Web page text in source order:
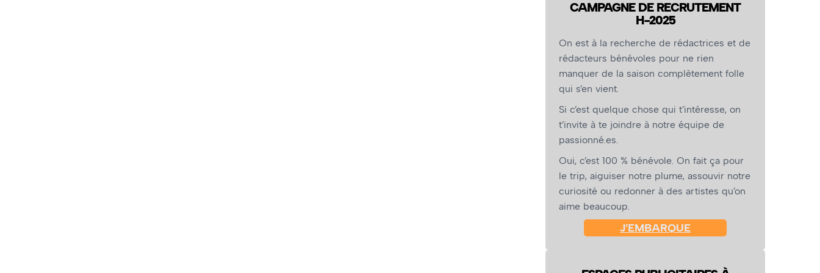
CAMPAGNE DE RECRUTEMENT
H-2025
On est à la recherche de rédactrices et de
rédacteurs bénévoles pour ne rien
manquer de la saison complètement folle
qui s’en vient.
Si c’est quelque chose qui t’intéresse, on
t’invite à te joindre à notre équipe de
passionné.es.
Oui, c’est 100 % bénévole. On fait ça pour
le trip, aiguiser notre plume, assouvir notre
curiosité ou redonner à des artistes qu’on
aime beaucoup.
J’EMBARQUE